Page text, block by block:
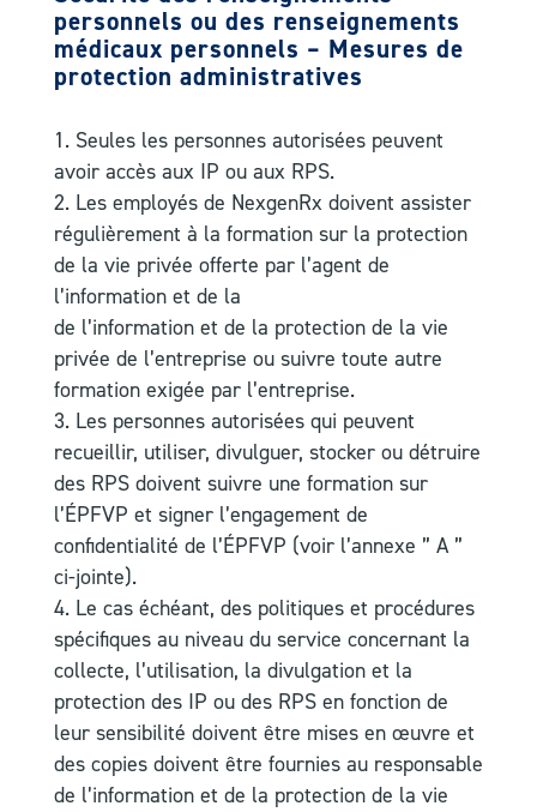
personnels ou des renseignements
médicaux personnels – Mesures de
protection administratives
Seules les personnes autorisées peuvent
avoir accès aux IP ou aux RPS.
Les employés de NexgenRx doivent assister
régulièrement à la formation sur la protection
de la vie privée offerte par l’agent de
l’information et de la
de l’information et de la protection de la vie
privée de l’entreprise ou suivre toute autre
formation exigée par l’entreprise.
Les personnes autorisées qui peuvent
recueillir, utiliser, divulguer, stocker ou détruire
des RPS doivent suivre une formation sur
l’ÉPFVP et signer l’engagement de
confidentialité de l’ÉPFVP (voir l’annexe ” A ”
ci-jointe).
Le cas échéant, des politiques et procédures
spécifiques au niveau du service concernant la
collecte, l’utilisation, la divulgation et la
protection des IP ou des RPS en fonction de
leur sensibilité doivent être mises en œuvre et
des copies doivent être fournies au responsable
de l’information et de la protection de la vie